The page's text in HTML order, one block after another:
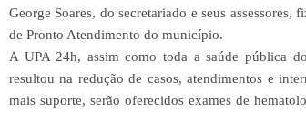
George Soares, do secretariado e seus
de Pronto Atendimento do município.
A UPA 24h, assim como toda a saúde pública
resultou na redução de casos, atendimentos e
mais suporte, serão oferecidos exames de